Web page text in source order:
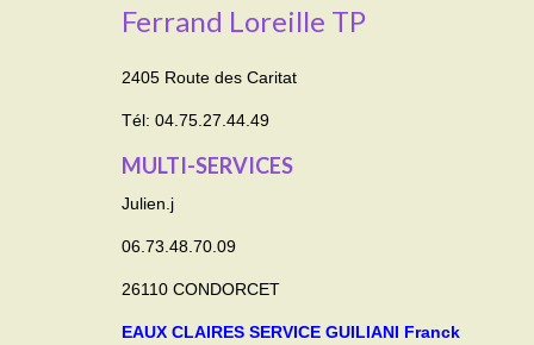
Ferrand Loreille TP
2405 Route des Caritat
Tél: 04.75.27.44.49
MULTI-SERVICES
Julien.j
06.73.48.70.09
26110 CONDORCET
EAUX CLAIRES SERVICE GUILIANI Franck